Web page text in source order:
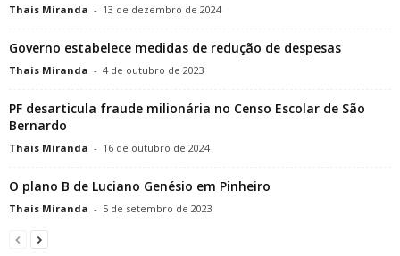
Thais Miranda - 13 de dezembro de 2024
Governo estabelece medidas de redução de despesas
Thais Miranda - 4 de outubro de 2023
PF desarticula fraude milionária no Censo Escolar de São
Bernardo
Thais Miranda - 16 de outubro de 2024
O plano B de Luciano Genésio em Pinheiro
Thais Miranda - 5 de setembro de 2023